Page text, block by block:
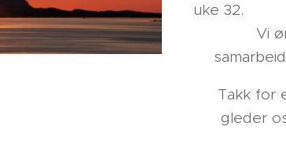
uke 32.
Vi
Takk for
gleder